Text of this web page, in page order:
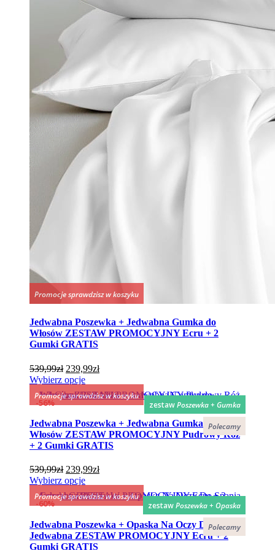
Promocje sprawdzisz w koszyku
Jedwabna Poszewka + Jedwabna Gumka do
Włosów ZESTAW PROMOCYJNY Ecru + 2
Gumki GRATIS
539,99zł Pierwotna
cena
wynosiła:
539,99zł.
239,99złAktualna
wynosi:
239,99zł.
Wybierz opcjeTen
produkt
ma
wariantów.
Opcje
można
na
stronie
56%
Promocje sprawdzisz w koszyku
zestawPoszewka + Gumka
Polecamy
Jedwabna Poszewka + Jedwabna Gumka do
Włosów ZESTAW PROMOCYJNY Pudrowy Róż
+ 2 Gumki GRATIS
539,99zł Pierwotna
cena
wynosiła:
539,99zł.
239,99złAktualna
wynosi:
239,99zł.
Wybierz opcjeTen
produkt
ma
wariantów.
Opcje
można
60%
Promocje sprawdzisz w koszyku
zestawPoszewka + Opaska
Polecamy
Jedwabna Poszewka + Opaska Na Oczy Do Spania
Jedwabna ZESTAW PROMOCYJNY Ecru + 2
Gumki GRATIS